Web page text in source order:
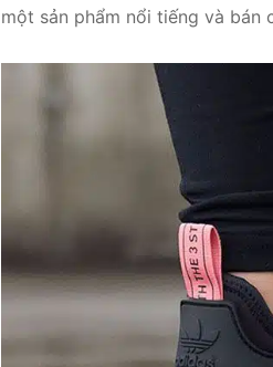
một sản phẩm nổi tiếng và